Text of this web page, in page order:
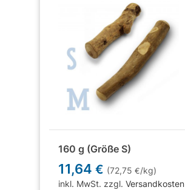
160 g (Größe S)
11,64€ (72,75€/kg)
inkl. MwSt. zzgl.Versandkosten